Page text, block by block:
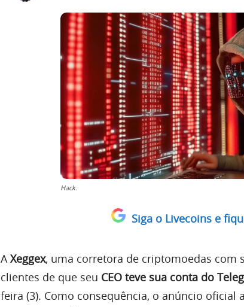
Hack.
Siga o Livecoins e
A Xeggex, uma corretora de criptomoedas com
clientes de que seu CEO teve sua conta do
feira (3). Como consequência, o anúncio oficial